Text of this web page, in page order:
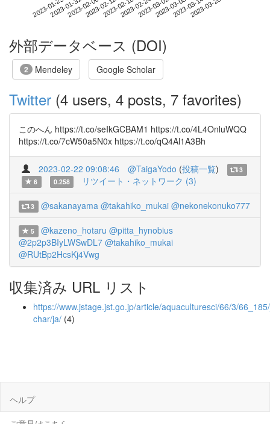
2023-01-252023-01-312023-02-062023-02-122023-02-182023-02-242023-03-022023-03-082023-03-142023-03-20
外部データベース (DOI)
2 Mendeley Google Scholar
Twitter (4 users, 4 posts, 7 favorites)
このへん https://t.co/seIkGCBAM1 https://t.co/4L4OnluWQQ
https://t.co/7cW50a5N0x https://t.co/qQ4Al1A3Bh
2023-02-22 09:08:46 @TaigaYodo (投稿一覧)
3
6
0.258 リツイート・ネットワーク (3)
3 @sakanayama @takahiko_mukai @nekonekonuko777
5 @kazeno_hotaru @pitta_hynobius
@2p2p3BIyLWSwDL7 @takahiko_mukai
@RUtBp2HcsKj4Vwg
収集済み URL リスト
https://www.jstage.jst.go.jp/article/aquaculturesci/66/3/
char/ja/ (4)
ヘルプ